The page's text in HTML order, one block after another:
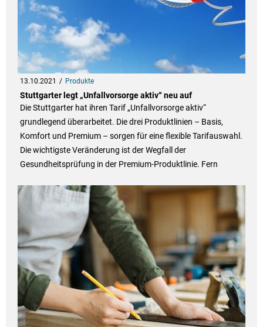
13.10.2021 Produkte
Stuttgarter legt „Unfallvorsorge aktiv“ neu auf
Die Stuttgarter hat ihren Tarif „Unfallvorsorge aktiv“
grundlegend überarbeitet. Die drei Produktlinien – Basis,
Komfort und Premium – sorgen für eine flexible Tarifauswahl.
Die wichtigste Veränderung ist der Wegfall der
Gesundheitsprüfung in der Premium-Produktlinie. Fern